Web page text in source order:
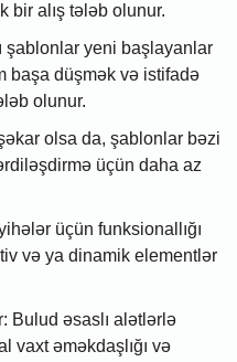
bir alış tələb olunur.
şablonlar yeni başlayanlar
başa düşmək və istifadə
olunur.
olsa da, şablonlar bəzi
üçün daha az
üçün funksionallığı
və ya dinamik elementlər
Bulud əsaslı alətlərlə
vaxt əməkdaşlığı və